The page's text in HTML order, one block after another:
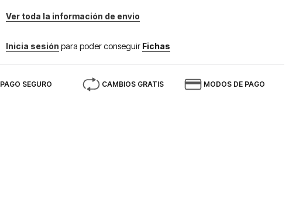
Ver toda la información de envio
Inicia sesión para poder conseguir Fichas
PAGO SEGURO CAMBIOS GRATIS MODOS DE PAGO